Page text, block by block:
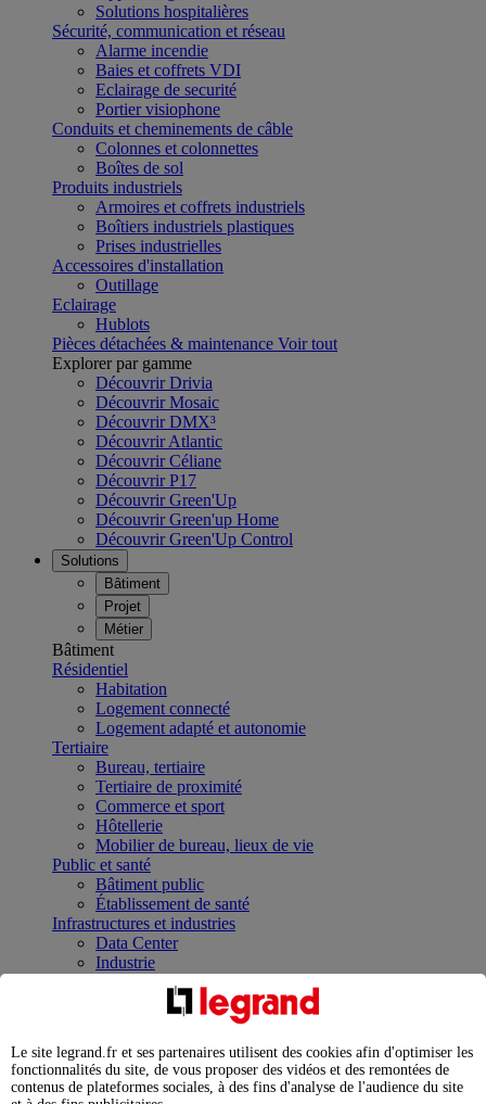
Solutions hospitalières
Sécurité, communication et réseau
Alarme incendie
Baies et coffrets VDI
Eclairage de securité
Portier visiophone
Conduits et cheminements de câble
Colonnes et colonnettes
Boîtes de sol
Produits industriels
Armoires et coffrets industriels
Boîtiers industriels plastiques
Prises industrielles
Accessoires d'installation
Outillage
Eclairage
Hublots
Pièces détachées & maintenance Voir tout
Explorer par gamme
Découvrir Drivia
Découvrir Mosaic
Découvrir DMX³
Découvrir Atlantic
Découvrir Céliane
Découvrir P17
Découvrir Green'Up
Découvrir Green'up Home
Découvrir Green'Up Control
Solutions
Bâtiment
Projet
Métier
Bâtiment
Résidentiel
Habitation
Logement connecté
Logement adapté et autonomie
Tertiaire
Bureau, tertiaire
Tertiaire de proximité
Commerce et sport
Hôtellerie
Mobilier de bureau, lieux de vie
Public et santé
Bâtiment public
Établissement de santé
Infrastructures et industries
Data Center
Industrie
Infrastructures
Contrôler et planifier le fonctionnement des appareils
Répartir et optimiser son tableau électrique
Legrand Data Center Solutions : concentrer les
expertises au service de vos performances
Le site legrand.fr et ses partenaires utilisent des cookies afin d'optimiser les
fonctionnalités du site, de vous proposer des vidéos et des remontées de
contenus de plateformes sociales, à des fins d'analyse de l'audience du site